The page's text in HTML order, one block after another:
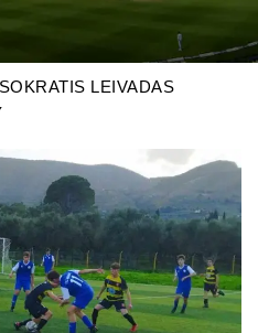
SOKRATIS LEIVADAS